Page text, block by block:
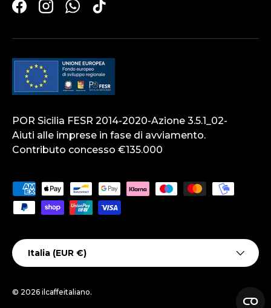
FacebookInstagramWhatsApp
TikTok
POR Sicilia FESR 2014-2020-Azione 3.5.1_02-
Aiuti alle imprese in fase di avviamento.
Contributo concesso €135.000
Metodi di pagamento accettati
Paese/Regione
Italia (EUR €)
© 2026 ilcaffeitaliano.